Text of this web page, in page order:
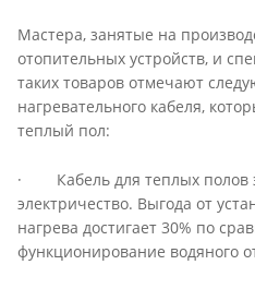
Мастера, занятые на
отопительных устройств, и
таких товаров отмечают
нагревательного кабеля,
теплый пол:
· Кабель для теплых полов
электричество. Выгода от
нагрева достигает 30% по
функционирование водяного